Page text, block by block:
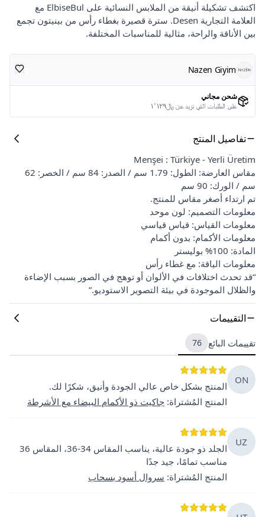
اكتشف تشكيلة أنيقة من الملابس النسائية على ElbiseBul مع
العلامة التجارية Desen. سترة قصيرة بغطاء رأس من بينيتون تجمع
بين الأناقة والراحة، مثالية للمناسبات المختلفة.
Nazen Giyim
شحن مجاني
على الطلبات التي تزيد عن ﷼١٬١٢٩
تفاصيل المنتج
Menşei : Türkiye - Yerli Üretim
مقاس العارضة: الطول: 1.79 سم / الصدر: 84 سم / الخصر: 62
سم / الورك: 90 سم
تم ارتداء أصغر مقاس للمنتج.
معلومات التصميم: لون موحد
معلومات القياس: قياس قياسي
معلومات الأكمام: بدون أكمام
المادة: 100% بوليستر
معلومات الياقة: مع غطاء رأس
“قد تحدث اختلافات في الألوان أو توهج في الصور بسبب الإضاءة
والظلال الموجودة في بيئة التصوير الاستوديو.”
التقييمات
تقييمات البائع 76
ON
المنتج بشكل خاص عالي الجودة وأنيق، شكرًا لك.
المنتج المُشتراة: جاكيت ذو الأكمام البيضاء مع الأشرطة
UZ
الجلد ذو جودة عالية، يناسب المقاس 34-36، المقاس 36
مناسب تمامًا، جيد جدًا
المنتج المُشتراة: سروال أسود بسحاب